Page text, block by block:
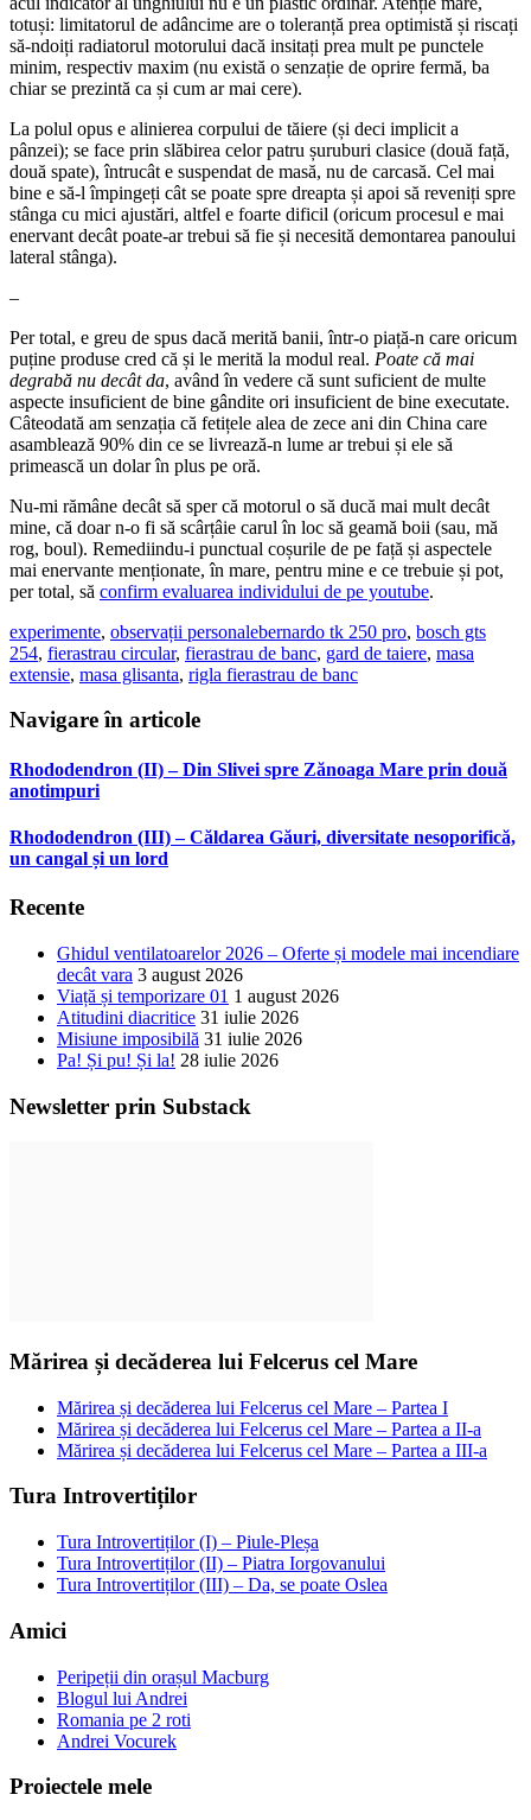
totuși: limitatorul de adâncime are o toleranță prea optimistă și riscați
să-ndoiți radiatorul motorului dacă insitați prea mult pe punctele
minim, respectiv maxim (nu există o senzație de oprire fermă, ba
chiar se prezintă ca și cum ar mai cere).
La polul opus e alinierea corpului de tăiere (și deci implicit a
pânzei); se face prin slăbirea celor patru șuruburi clasice (două față,
două spate), întrucât e suspendat de masă, nu de carcasă. Cel mai
bine e să-l împingeți cât se poate spre dreapta și apoi să reveniți spre
stânga cu mici ajustări, altfel e foarte dificil (oricum procesul e mai
enervant decât poate-ar trebui să fie și necesită demontarea panoului
lateral stânga).
–
Per total, e greu de spus dacă merită banii, într-o piață-n care oricum
puține produse cred că și le merită la modul real. Poate că mai
degrabă nu decât da, având în vedere că sunt suficient de multe
aspecte insuficient de bine gândite ori insuficient de bine executate.
Câteodată am senzația că fetițele alea de zece ani din China care
asamblează 90% din ce se livrează-n lume ar trebui și ele să
primească un dolar în plus pe oră.
Nu-mi rămâne decât să sper că motorul o să ducă mai mult decât
mine, că doar n-o fi să scârțâie carul în loc să geamă boii (sau, mă
rog, boul). Remediindu-i punctual coșurile de pe față și aspectele
mai enervante menționate, în mare, pentru mine e ce trebuie și pot,
per total, să confirm evaluarea individului de pe youtube.
experimente, observații personalebernardo tk 250 pro, bosch gts
254, fierastrau circular, fierastrau de banc, gard de taiere, masa
extensie, masa glisanta, rigla fierastrau de banc
Navigare în articole
Rhododendron (II) – Din Slivei spre Zănoaga Mare prin două
anotimpuri
Rhododendron (III) – Căldarea Găuri, diversitate nesoporifică,
un cangal și un lord
Recente
Ghidul ventilatoarelor 2026 – Oferte și modele mai incendiare
decât vara 3 august 2026
Viață și temporizare 01 1 august 2026
Atitudini diacritice 31 iulie 2026
Misiune imposibilă 31 iulie 2026
Pa! Și pu! Și la! 28 iulie 2026
Newsletter prin Substack
Mărirea și decăderea lui Felcerus cel Mare
Mărirea și decăderea lui Felcerus cel Mare – Partea I
Mărirea și decăderea lui Felcerus cel Mare – Partea a II-a
Mărirea și decăderea lui Felcerus cel Mare – Partea a III-a
Tura Introvertiților
Tura Introvertiților (I) – Piule-Pleșa
Tura Introvertiților (II) – Piatra Iorgovanului
Tura Introvertiților (III) – Da, se poate Oslea
Amici
Peripeții din orașul Macburg
Blogul lui Andrei
Romania pe 2 roti
Andrei Vocurek
Proiectele mele